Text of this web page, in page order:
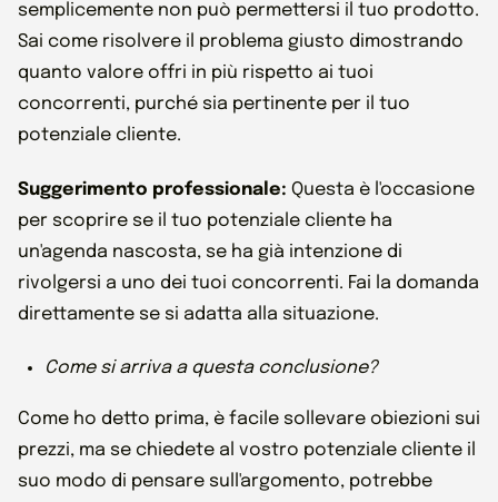
semplicemente non può permettersi il tuo prodotto.
Sai come risolvere il problema giusto dimostrando
quanto valore offri in più rispetto ai tuoi
concorrenti, purché sia pertinente per il tuo
potenziale cliente.
Suggerimento professionale: Questa è l'occasione
per scoprire se il tuo potenziale cliente ha
un'agenda nascosta, se ha già intenzione di
rivolgersi a uno dei tuoi concorrenti. Fai la domanda
direttamente se si adatta alla situazione.
Come si arriva a questa conclusione?
Come ho detto prima, è facile sollevare obiezioni sui
prezzi, ma se chiedete al vostro potenziale cliente il
suo modo di pensare sull'argomento, potrebbe